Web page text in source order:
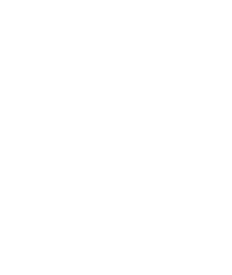
III und V:
IV und IV geht
annähernd
III und V ist so
der
Eheleute in